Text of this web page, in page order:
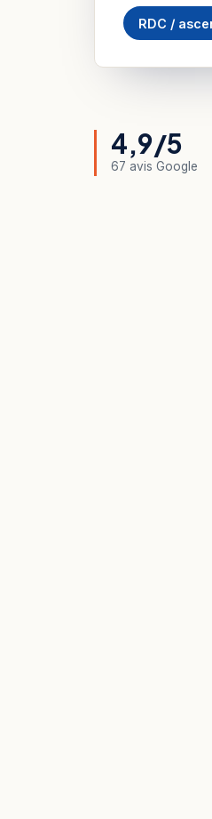
RDC /
4,9/5
67 avis Google